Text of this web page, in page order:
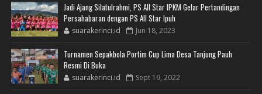
Jadi Ajang Silatulrahmi, PS All Star IPKM Gelar Pertandingan
Persahabaran dengan PS All Star Ipuh
suarakerinci.id Jun 18, 2023
Turnamen Sepakbola Portim Cup Lima Desa Tanjung Pauh
Resmi Di Buka
suarakerinci.id Sept 19, 2022